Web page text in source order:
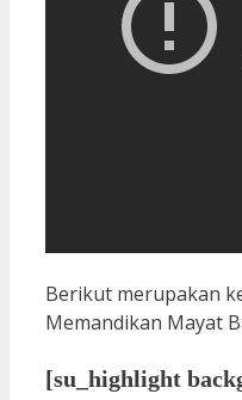
Berikut merupakan
Memandikan Mayat
[su_highlight